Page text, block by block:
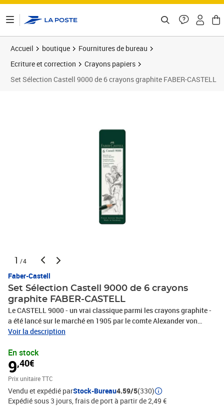
Accueil boutique
Fournitures de bureau
Ecriture et correction
Crayons papiers
Set Sélection Castell 9000 de 6 crayons graphite FABER-CASTELL
1 /4
Faber-Castell
Set Sélection Castell 9000 de 6 crayons
graphite FABER-CASTELL
Le CASTELL 9000 - un vrai classique parmi les crayons graphite -
a été lancé sur le marché en 1905 par le comte Alexander von
Faber-Castell. Sa qualité ainsi que le grand choix de duretés en
dessinateurs. Sa mine est entièrement collée au bois et est ainsi
très résistante au bris. Le CASTELL 9000 est disponible en 16
degrés de dureté, idéal pour tous les travaux artistiques et
techniques.- Set 'Sélection Castell 9000' contient 6 crayons
graphite dans lesdégrés de dureté : HB, B, 2B, 4B, 6B, 8B- Se prête
particulièrement auxdessins dans le domaine du design industriel
Voir la description
En stock
9,40€
Prix unitaire TTC
Vendu et expédié parStock-Bureau4.59/5(330)
Expédié sous 3 jours, frais de port à partir de 2,49 €